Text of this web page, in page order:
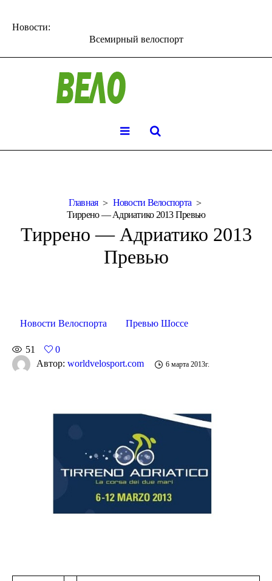
Новости:
Всемирный велоспорт
Главная
Новости Велоспорта
Тиррено — Адриатико 2013 Превью
Тиррено — Адриатико 2013
Превью
Новости Велоспорта Превью Шоссе
51
0
Автор: worldvelosport.com 6 марта 2013г.